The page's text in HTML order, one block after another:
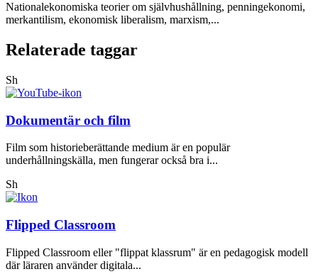
Nationalekonomiska teorier om självhushållning, penningekonomi,
merkantilism, ekonomisk liberalism, marxism,...
Relaterade taggar
Sh
Dokumentär och film
Film som historieberättande medium är en populär
underhållningskälla, men fungerar också bra i...
Sh
Flipped Classroom
Flipped Classroom eller "flippat klassrum" är en pedagogisk modell
där läraren använder digitala...